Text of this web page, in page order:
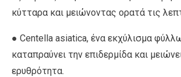
κύτταρα και μειώνοντας ορατά τις
● Centella asiatica, ένα εκχύλισμα
καταπραύνει την επιδερμίδα και
ερυθρότητα.